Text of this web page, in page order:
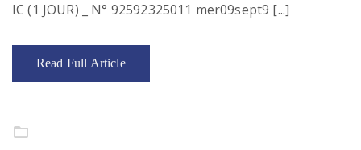
IC (1 JOUR) _ N° 92592325011 mer09sept9 [...]
Read Full Article